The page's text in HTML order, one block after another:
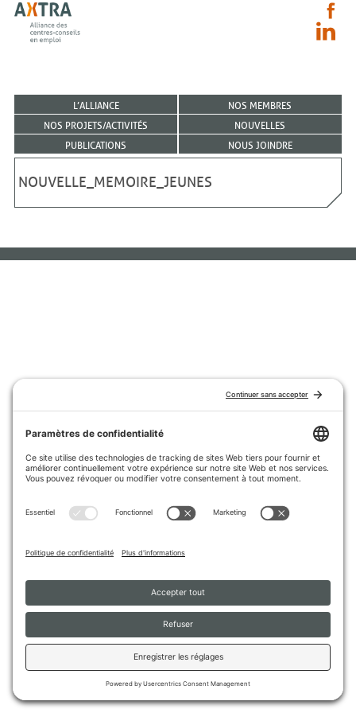
L’ALLIANCE
NOS MEMBRES
NOS PROJETS/ACTIVITÉS
NOUVELLES
PUBLICATIONS
NOUS JOINDRE
NOUVELLE_MEMOIRE_JEUNES